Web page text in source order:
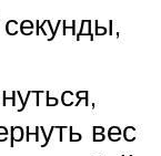
вес